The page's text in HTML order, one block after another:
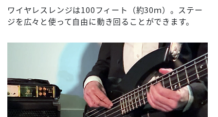
ワイヤレスレンジは100フィート（約30ｍ）。ステー
ジを広々と使って自由に動き回ることができます。